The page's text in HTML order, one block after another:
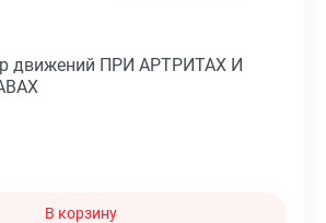
движений ПРИ АРТРИТАХ И
В корзину